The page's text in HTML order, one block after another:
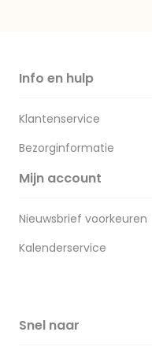
Info en hulp
Klantenservice
Bezorginformatie
Mijn account
Nieuwsbrief voorkeuren
Kalenderservice
Snel naar